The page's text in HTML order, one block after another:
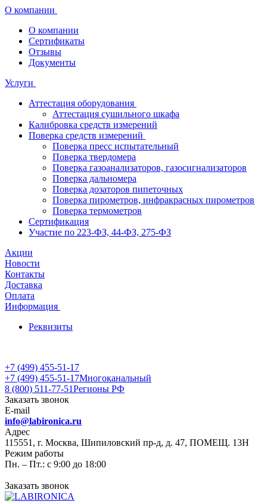
О компании
О компании
Сертификаты
Отзывы
Документы
Услуги
Аттестация оборудования
Аттестация сушильного шкафа
Калибровка средств измерений
Поверка средств измерений
Поверка пресс испытательный
Поверка твердомера
Поверка газоанализаторов, газосигнализаторов
Поверка дальномера
Поверка дозаторов пипеточных
Поверка пирометров, инфракрасных пирометров
Поверка термометров
Сертификация
Участие по 223-ФЗ, 44-ФЗ, 275-ФЗ
Акции
Новости
Контакты
Доставка
Оплата
Информация
Реквизиты
+7 (499) 455-51-17
+7 (499) 455-51-17Многоканальный
8 (800) 511-77-51Регионы РФ
Заказать звонок
E-mail
info@labironica.ru
Адрес
115551, г. Москва, Шипиловский пр-д, д. 47, ПОМЕЩ. 13Н
Режим работы
Пн. – Пт.: с 9:00 до 18:00
Заказать звонок